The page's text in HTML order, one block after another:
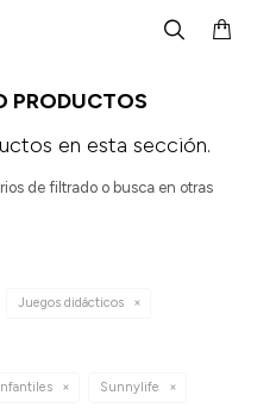
PRODUCTOS
en esta sección.
de filtrado o busca en otras
Juegos didácticos
Sunnylife